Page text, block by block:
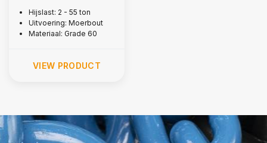
Hijslast: 2 - 55 ton
Uitvoering: Moerbout
Materiaal: Grade 60
VIEW PRODUCT